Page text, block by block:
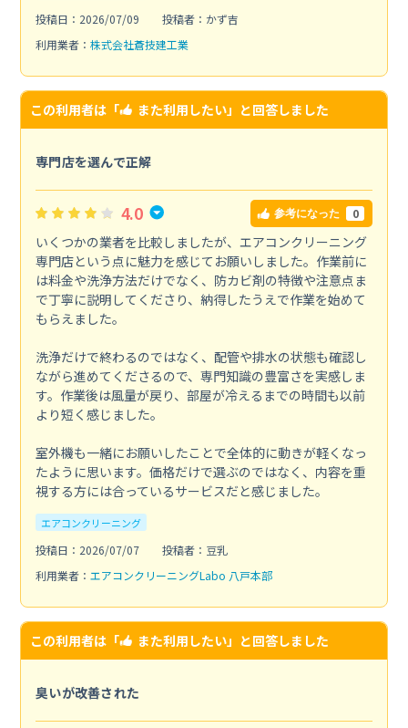
投稿日：2026/07/09
投稿者：かず吉
利用業者： 株式会社蒼技建工業
この利用者は「 また利用したい」と回答しました
専門店を選んで正解
4.0 参考になった 0
いくつかの業者を比較しましたが、エアコンクリーニング
専門店という点に魅力を感じてお願いしました。作業前に
は料金や洗浄方法だけでなく、防カビ剤の特徴や注意点ま
で丁寧に説明してくださり、納得したうえで作業を始めて
もらえました。
洗浄だけで終わるのではなく、配管や排水の状態も確認し
ながら進めてくださるので、専門知識の豊富さを実感しま
す。作業後は風量が戻り、部屋が冷えるまでの時間も以前
より短く感じました。
室外機も一緒にお願いしたことで全体的に動きが軽くなっ
たように思います。価格だけで選ぶのではなく、内容を重
視する方には合っているサービスだと感じました。
エアコンクリーニング
投稿日：2026/07/07
投稿者：豆乳
利用業者： エアコンクリーニングLabo 八戸本部
この利用者は「 また利用したい」と回答しました
臭いが改善された